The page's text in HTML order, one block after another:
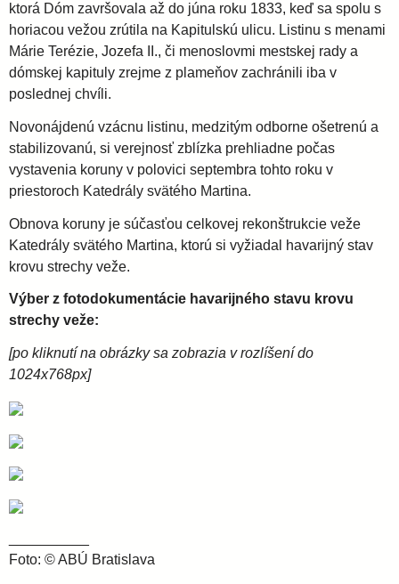
r
c
i
d
i
e
c
é
z
a
ktorá Dóm završovala až do júna roku 1833, keď sa spolu s
horiacou vežou zrútila na Kapitulskú ulicu. Listinu s menami
Márie Terézie, Jozefa II., či menoslovmi mestskej rady a
dómskej kapituly zrejme z plameňov zachránili iba v
poslednej chvíli.
Novonájdenú vzácnu listinu, medzitým odborne ošetrenú a
stabilizovanú, si verejnosť zblízka prehliadne počas
vystavenia koruny v polovici septembra tohto roku v
priestoroch Katedrály svätého Martina.
Obnova koruny je súčasťou celkovej rekonštrukcie veže
Katedrály svätého Martina, ktorú si vyžiadal havarijný stav
krovu strechy veže.
Výber z fotodokumentácie havarijného stavu krovu
strechy veže:
[po kliknutí na obrázky sa zobrazia v rozlíšení do
1024x768px]
Foto: © ABÚ Bratislava